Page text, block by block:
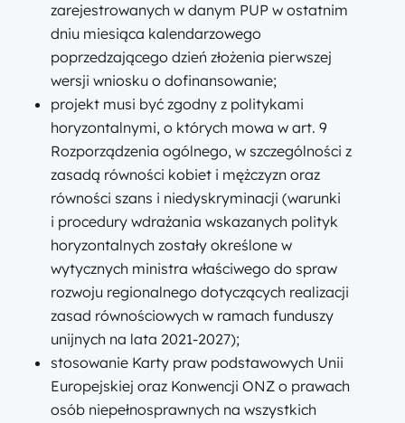
zarejestrowanych w danym PUP w ostatnim
dniu miesiąca kalendarzowego
poprzedzającego dzień złożenia pierwszej
wersji wniosku o dofinansowanie;
projekt musi być zgodny z politykami
horyzontalnymi, o których mowa w art. 9
Rozporządzenia ogólnego, w szczególności z
zasadą równości kobiet i mężczyzn oraz
równości szans i niedyskryminacji (warunki
i procedury wdrażania wskazanych polityk
horyzontalnych zostały określone w
wytycznych ministra właściwego do spraw
rozwoju regionalnego dotyczących realizacji
zasad równościowych w ramach funduszy
unijnych na lata 2021-2027);
stosowanie Karty praw podstawowych Unii
Europejskiej oraz Konwencji ONZ o prawach
osób niepełnosprawnych na wszystkich